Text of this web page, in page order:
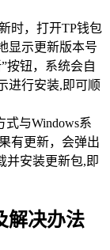
时，打开TP钱包
显示更新版本号
按钮，系统会自
进行安装,即可顺
式与Windows系
有更新，会弹出
并安装更新包,即
解决办法